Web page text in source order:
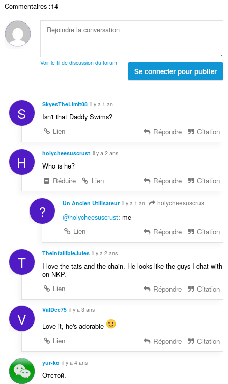
Commentaires :14
Voir le fil de discussion du forum
Se connecter pour publier
S SkyesTheLimit08 il y a 1 an
Isn't that Daddy Swims?
Lien
Répondre Citation
H holycheesuscrust il y a 2 ans
Who is he?
Réduire
Lien Répondre Citation
? Un Ancien Utilisateur il y a 1 an holycheesuscrust
@holycheesuscrust: me
Lien
Répondre Citation
T TheInfallibleJules il y a 2 ans
I love the tats and the chain. He looks like the guys I chat with
on NKP.
Lien
Répondre Citation
V ValDee75 il y a 3 ans
Love it, he's adorable
Lien
Répondre Citation
yur-ko il y a 4 ans
Отстой.